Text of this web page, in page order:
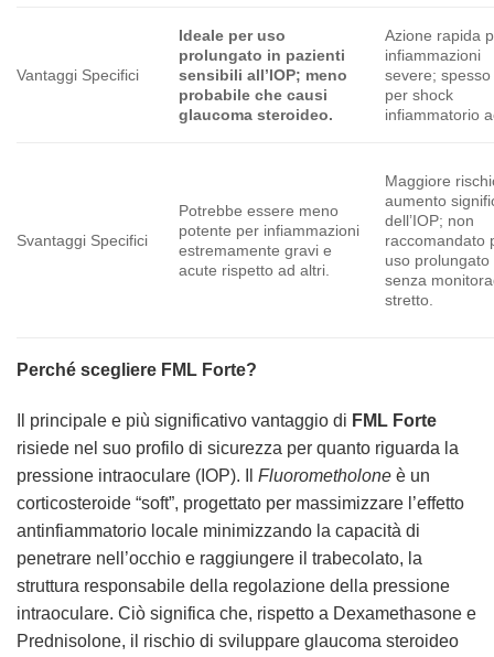
Vantaggi Specifici
Ideale per uso
prolungato in pazienti
sensibili all’IOP; meno
probabile che causi
glaucoma steroideo.
Azione rapida
infiammazioni
severe;
per shock
infiammatorio
Svantaggi Specifici
Potrebbe essere meno
potente per infiammazioni
estremamente gravi e
acute rispetto ad altri.
Maggiore
aumento
dell’IOP; non
raccomandato
uso prolungato
senza
stretto.
Perché scegliere FML Forte?
Il principale e più significativo vantaggio di FML Forte
risiede nel suo profilo di sicurezza per quanto riguarda la
pressione intraoculare (IOP). Il Fluorometholone è un
corticosteroide “soft”, progettato per massimizzare l’effetto
antinfiammatorio locale minimizzando la capacità di
penetrare nell’occhio e raggiungere il trabecolato, la
struttura responsabile della regolazione della pressione
intraoculare. Ciò significa che, rispetto a Dexamethasone e
Prednisolone, il rischio di sviluppare glaucoma steroideo